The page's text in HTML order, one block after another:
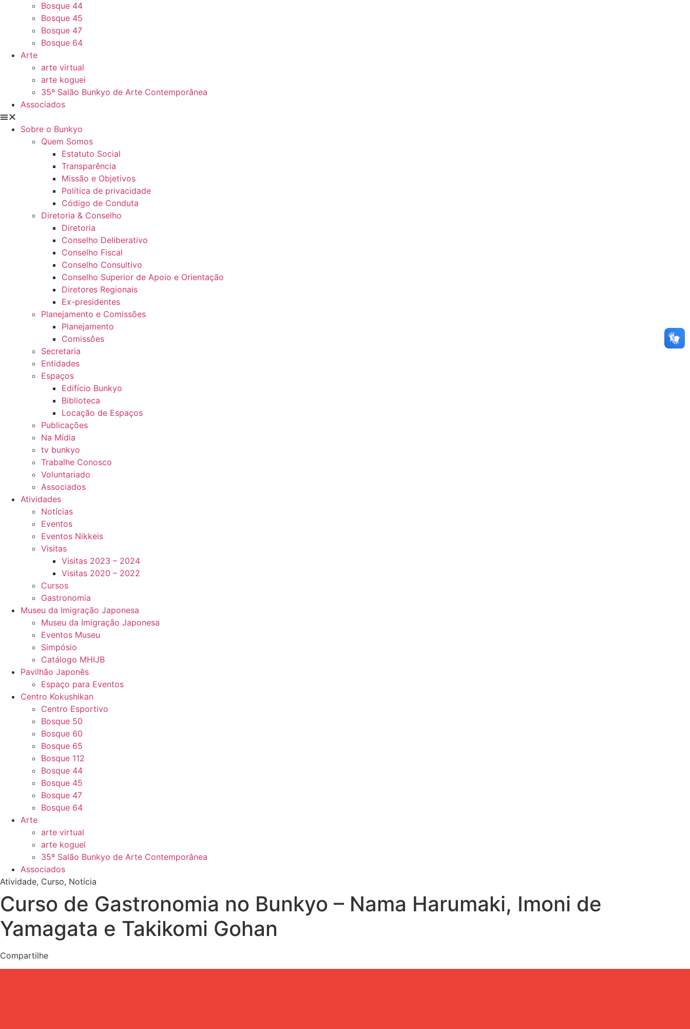
Bosque 44
Bosque 45
Bosque 47
Bosque 64
Arte
arte virtual
arte koguei
35º Salão Bunkyo de Arte Contemporânea
Associados
Sobre o Bunkyo
Quem Somos
Estatuto Social
Transparência
Missão e Objetivos
Política de privacidade
Código de Conduta
Diretoria & Conselho
Diretoria
Conselho Deliberativo
Conselho Fiscal
Conselho Consultivo
Conselho Superior de Apoio e Orientação
Diretores Regionais
Ex-presidentes
Planejamento e Comissões
Planejamento
Comissões
Secretaria
Entidades
Espaços
Edifício Bunkyo
Biblioteca
Locação de Espaços
Publicações
Na Mídia
tv bunkyo
Trabalhe Conosco
Voluntariado
Associados
Atividades
Notícias
Eventos
Eventos Nikkeis
Visitas
Visitas 2023 – 2024
Visitas 2020 – 2022
Cursos
Gastronomia
Museu da Imigração Japonesa
Museu da Imigração Japonesa
Eventos Museu
Simpósio
Catálogo MHIJB
Pavilhão Japonês
Espaço para Eventos
Centro Kokushikan
Centro Esportivo
Bosque 50
Bosque 60
Bosque 65
Bosque 112
Bosque 44
Bosque 45
Bosque 47
Bosque 64
Arte
arte virtual
arte koguei
35º Salão Bunkyo de Arte Contemporânea
Associados
Atividade, Curso, Notícia
Curso de Gastronomia no Bunkyo – Nama Harumaki, Imoni de
Yamagata e Takikomi Gohan
Compartilhe